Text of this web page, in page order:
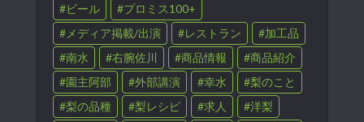
ビール
プロミス100+
メディア掲載/出演
レストラン
加工品
南水
右腕佐川 商品情報
商品紹介
園主阿部
外部講演 幸水
梨のこと
梨の品種
梨レシピ 求人
洋梨